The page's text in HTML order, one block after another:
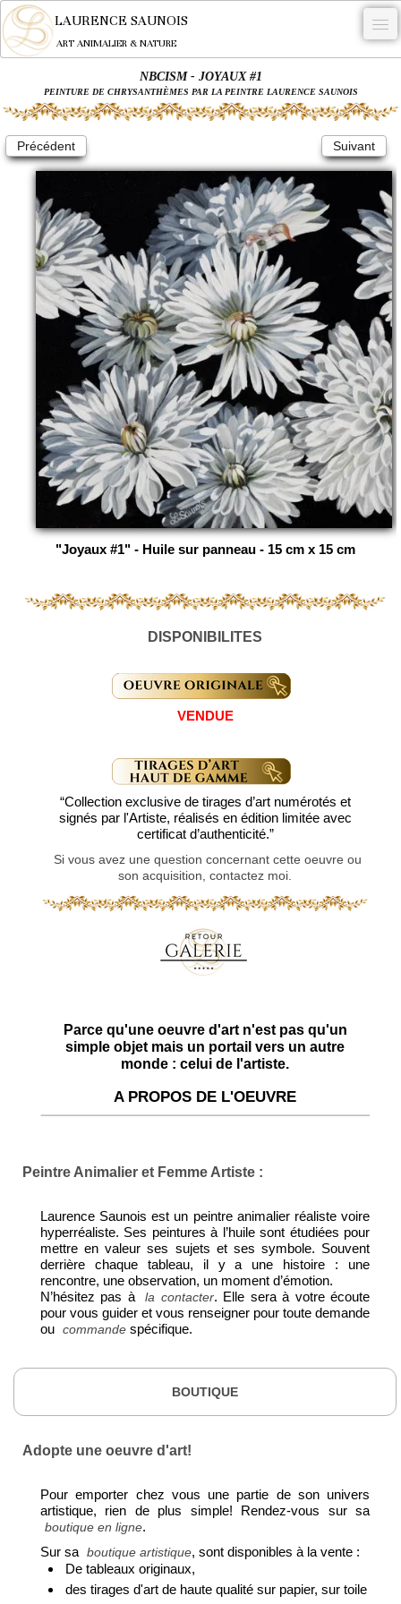
LAURENCE SAUNOIS
ART ANIMALIER & NATURE
NYMPHEUS LUMINANSIS.
OEUVRES
BECASSE
COMMANDE
L'ARTISTE.
NEWS
CONTACT
Français
0
NBCISM - JOYAUX #1
PEINTURE DE CHRYSANTHÈMES PAR LA PEINTRE LAURENCE SAUNOIS
Précédent Suivant
"Joyaux #1" - Huile sur panneau - 15 cm x 15 cm
DISPONIBILITES
VENDUE
“Collection exclusive de tirages d’art numérotés et
signés par l'Artiste, réalisés en édition limitée avec
certificat d’authenticité.”
Si vous avez une question concernant cette oeuvre ou
son acquisition, contactez moi.
Parce qu'une oeuvre d'art n'est pas qu'un
simple objet mais un portail vers un autre
monde : celui de l'artiste.
A PROPOS DE L'OEUVRE
Peintre Animalier et Femme Artiste :
Laurence Saunois est un peintre animalier réaliste voire
hyperréaliste. Ses peintures à l’huile sont étudiées pour
mettre en valeur ses sujets et ses symbole. Souvent
derrière chaque tableau, il y a une histoire : une
rencontre, une observation, un moment d’émotion.
N’hésitez pas à
la contacter. Elle sera à votre écoute
pour vous guider et vous renseigner pour toute demande
ou commande spécifique.
BOUTIQUE
Adopte une oeuvre d'art!
Pour emporter chez vous une partie de son univers
artistique, rien de plus simple! Rendez-vous sur sa
boutique en ligne.
Sur sa boutique artistique, sont disponibles à la vente :
De tableaux originaux,
des tirages d'art de haute qualité sur papier, sur toile